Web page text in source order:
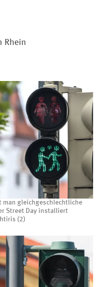
Rhein
man gleichgeschlechtliche
Street Day installiert
(2)